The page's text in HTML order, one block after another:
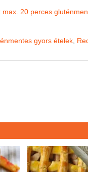
max. 20 perces
gyors ételek